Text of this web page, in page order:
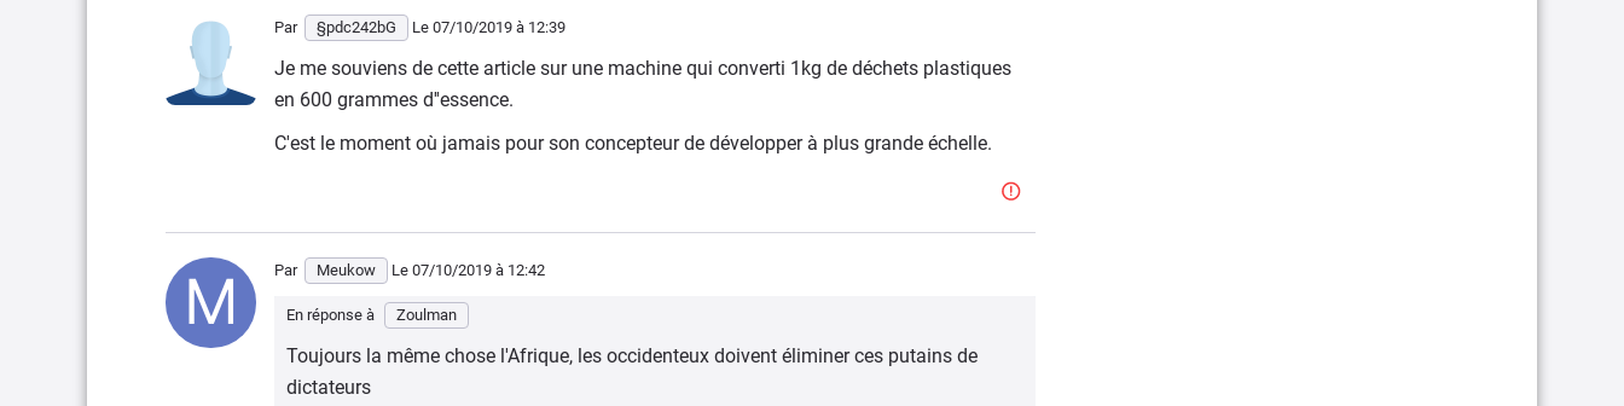
Par §pdc242bG Le 07/10/2019 à 12:39
Je me souviens de cette article sur une machine qui converti 1kg de déchets plastiques
en 600 grammes d''essence.
C'est le moment où jamais pour son concepteur de développer à plus grande échelle.
Par Meukow Le 07/10/2019 à 12:42
En réponse à Zoulman
Toujours la même chose l'Afrique, les occidenteux doivent éliminer ces putains de
dictateurs